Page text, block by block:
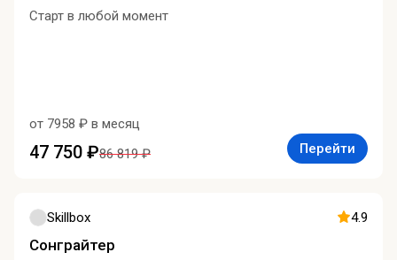
Старт в любой момент
от 7958 ₽ в месяц
47 750 ₽86 819 ₽ Перейти
Skillbox 4.9
Сонграйтер